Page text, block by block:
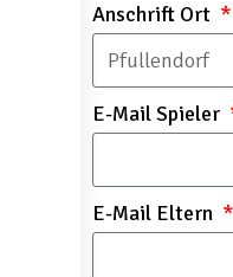
Anschrift Ort
E-Mail Spieler
E-Mail Eltern